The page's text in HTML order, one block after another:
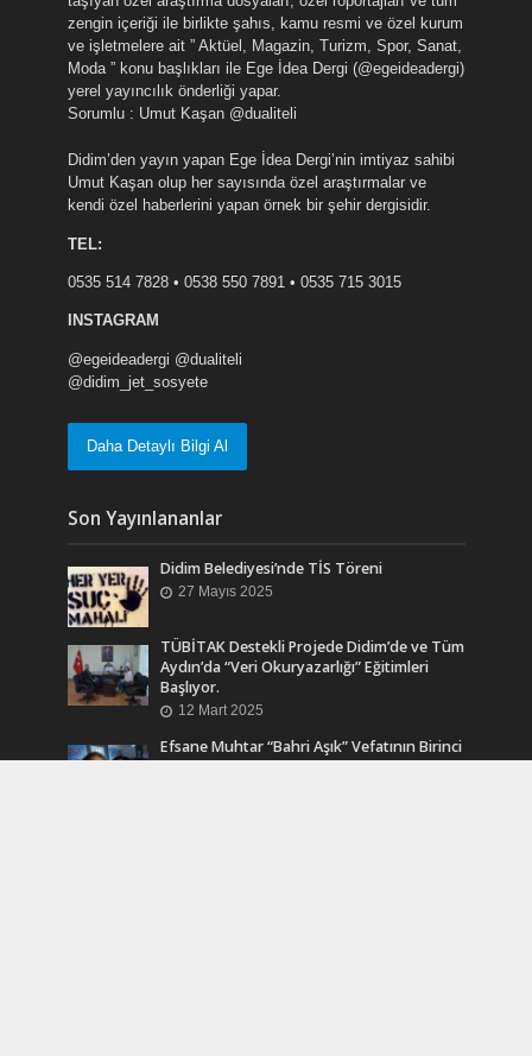
zengin içeriği ile birlikte şahıs, kamu resmi ve özel kurum
ve işletmelere ait ” Aktüel, Magazin, Turizm, Spor, Sanat,
Moda ” konu başlıkları ile Ege İdea Dergi (@egeideadergi)
yerel yayıncılık önderliği yapar.
Sorumlu : Umut Kaşan @dualiteli
Didim’den yayın yapan Ege İdea Dergi’nin imtiyaz sahibi
Umut Kaşan olup her sayısında özel araştırmalar ve
kendi özel haberlerini yapan örnek bir şehir dergisidir.
TEL:
0535 514 7828 • 0538 550 7891 • 0535 715 3015
INSTAGRAM
@egeideadergi @dualiteli
@didim_jet_sosyete
Daha Detaylı Bilgi Al
Son Yayınlananlar
Didim Belediyesi’nde TİS Töreni
27 Mayıs 2025
TÜBİTAK Destekli Projede Didim’de ve Tüm
Aydın’da “Veri Okuryazarlığı” Eğitimleri
Başlıyor.
12 Mart 2025
Efsane Muhtar “Bahri Aşık” Vefatının Birinci
Yılında Unutulmadı